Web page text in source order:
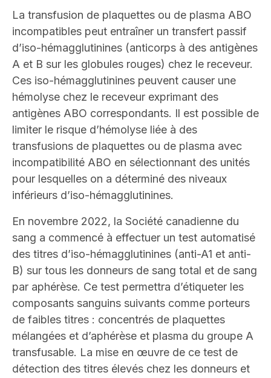
La transfusion de plaquettes ou de plasma ABO
incompatibles peut entraîner un transfert passif
d’iso-hémagglutinines (anticorps à des antigènes
A et B sur les globules rouges) chez le receveur.
Ces iso-hémagglutinines peuvent causer une
hémolyse chez le receveur exprimant des
antigènes ABO correspondants. Il est possible de
limiter le risque d’hémolyse liée à des
transfusions de plaquettes ou de plasma avec
incompatibilité ABO en sélectionnant des unités
pour lesquelles on a déterminé des niveaux
inférieurs d’iso-hémagglutinines.
En novembre 2022, la Société canadienne du
sang a commencé à effectuer un test automatisé
des titres d’iso-hémagglutinines (anti-A1 et anti-
B) sur tous les donneurs de sang total et de sang
par aphérèse. Ce test permettra d’étiqueter les
composants sanguins suivants comme porteurs
de faibles titres : concentrés de plaquettes
mélangées et d’aphérèse et plasma du groupe A
transfusable. La mise en œuvre de ce test de
détection des titres élevés chez les donneurs et